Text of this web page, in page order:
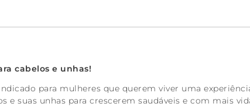
cabelos e unhas!
para mulheres que querem viver uma
e suas unhas para crescerem saudáveis e com mais